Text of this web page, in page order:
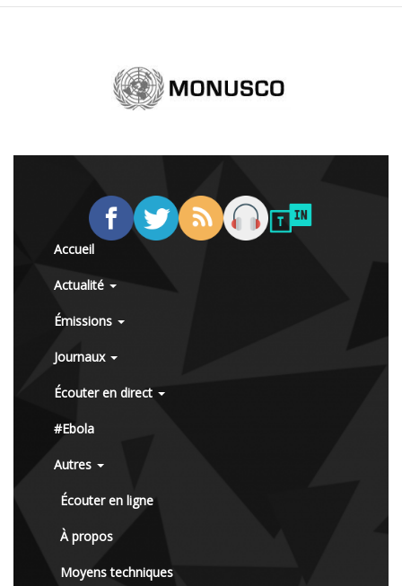
Accueil
Actualité
Émissions
Journaux
Écouter en direct
#Ebola
Autres
Écouter en ligne
À propos
Moyens techniques